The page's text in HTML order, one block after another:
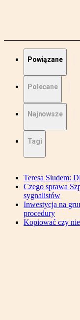
Powiązane
Polecane
Najnowsze
Tagi
Teresa Siudem:
Czego sprawa
sygnalistów
Inwestycja na
procedury
Kopiować czy